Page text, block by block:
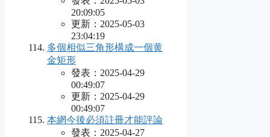
20:09:05
更新：2025-05-03
23:04:19
多個相似三角形構成一個黄
金矩形
發表：2025-04-29
00:49:07
更新：2025-04-29
00:49:07
本網今後必須註冊才能評論
發表：2025-04-27